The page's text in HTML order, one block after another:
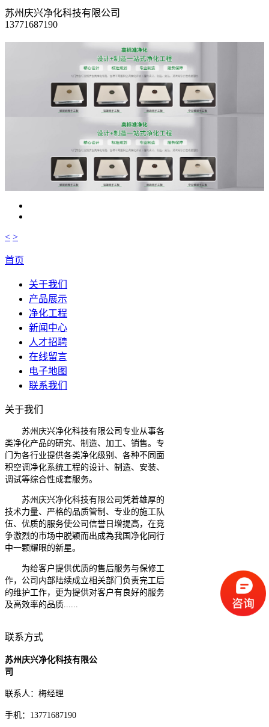
苏州庆兴净化科技有限公司
13771687190
< >
首页
关于我们
产品展示
净化工程
新闻中心
人才招聘
在线留言
电子地图
联系我们
关于我们
苏州庆兴净化科技有限公司专业从事各
类净化产品的研究、制造、加工、销售。专
门为各行业提供各类净化级别、各种不同面
积空调净化系统工程的设计、制造、安装、
调试等综合性成套服务。
苏州庆兴净化科技有限公司凭着雄厚的
技术力量、严格的品质管制、专业的施工队
伍、优质的服务使公司信誉日增提高，在竞
争激烈的市场中脱颖而出成為我国净化同行
中一颗耀眼的新星。
为给客户提供优质的售后服务与保修工
作，公司内部陆续成立相关部门负责完工后
的维护工作，更为提供对客户有良好的服务
及高效率的品质......
联系方式
苏州庆兴净化科技有限公
司
联系人：梅经理
手机：13771687190